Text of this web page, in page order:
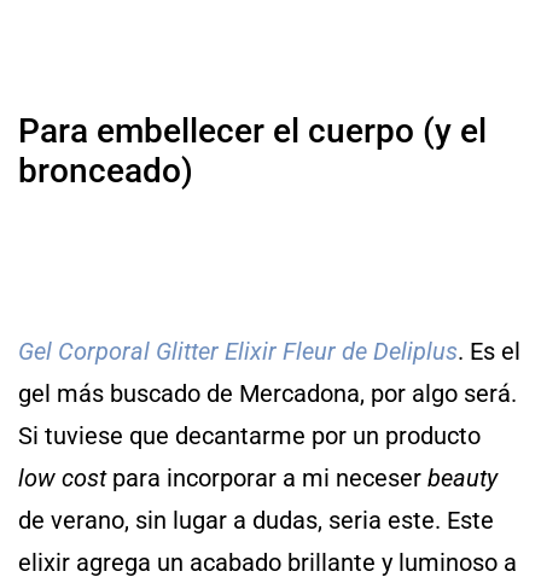
Para embellecer el cuerpo (y el
bronceado)
Gel Corporal Glitter Elixir Fleur de Deliplus. Es el
gel más buscado de Mercadona, por algo será.
Si tuviese que decantarme por un producto
low costpara incorporar a mi neceser beauty
de verano, sin lugar a dudas, seria este. Este
elixir agrega un acabado brillante y luminoso a